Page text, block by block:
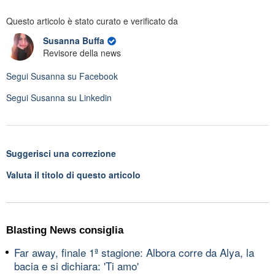
Questo articolo è stato curato e verificato da
Susanna Buffa
Revisore della news
Segui Susanna su Facebook
Segui Susanna su Linkedin
Suggerisci una correzione
Valuta il titolo di questo articolo
Blasting News consiglia
Far away, finale 1ª stagione: Albora corre da Alya, la
bacia e si dichiara: 'Ti amo'